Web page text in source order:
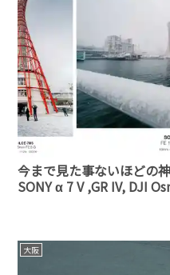
今まで見た事ないほどの
SONY α 7 V ,GR IV, DJI
大阪